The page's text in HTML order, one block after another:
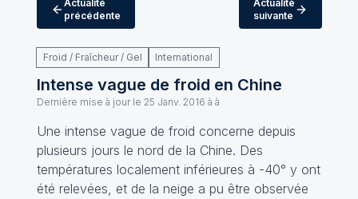
Actualité
précédente
Actualité
suivante
Froid / Fraîcheur / Gel International
Intense vague de froid en Chine
Dernière mise à jour le 25 Janv. 2016 à à
Une intense vague de froid concerne depuis
plusieurs jours le nord de la Chine. Des
températures localement inférieures à -40° y ont
été relevées, et de la neige a pu être observée